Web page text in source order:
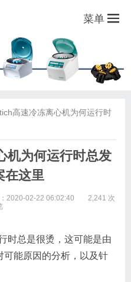
菜单
高速冷冻离心机为何运行时
机为何运行时总发
在这里
2020-02-22 06:02:40
2,241 次
时总是很烫，这可能是由
可能原因的分析，以及针